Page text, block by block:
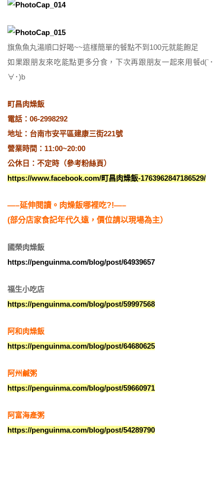
旗魚魚丸湯順口好喝~~這樣簡單的餐點不到100元就能飽足
如果跟朋友來吃能點更多分食，下次再跟朋友一起來用餐d(`･
∀･)b
町昌肉燥飯
電話：06-2998292
地址：台南市安平區建康三街221號
營業時間：11:00~20:00
公休日：不定時（參考粉絲頁）
https://www.facebook.com/町昌肉燥飯-1763962847186529/
—–延伸閱讀。肉燥飯哪裡吃?!—–
(部分店家食記年代久遠，價位請以現場為主）
國榮肉燥飯
https://penguinma.com/blog/post/64939657
福生小吃店
https://penguinma.com/blog/post/59997568
阿和肉燥飯
https://penguinma.com/blog/post/64680625
阿州鹹粥
https://penguinma.com/blog/post/59660971
阿富海產粥
https://penguinma.com/blog/post/54289790